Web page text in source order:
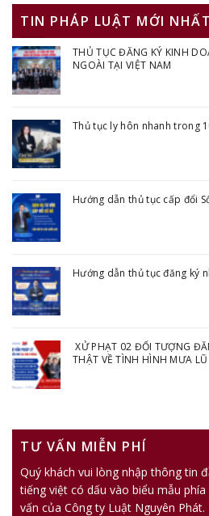
TIN PHÁP LUẬT MỚI NHẤT
THỦ TỤC ĐĂNG KÝ KINH
NGOÀI TẠI VIỆT NAM
Thủ tục ly hôn nhanh trong
Hướng dẫn thủ tục cấp đổi
Hướng dẫn thủ tục đăng ký
XỬ PHẠT 02 ĐỐI TƯỢNG
THẬT VỀ TÌNH HÌNH MƯA LŨ
TƯ VẤN MIỄN PHÍ
Quý khách vui lòng nhập thông tin
tiếng việt có dấu vào biểu mẫu
vấn của Công ty Luật Nguyên